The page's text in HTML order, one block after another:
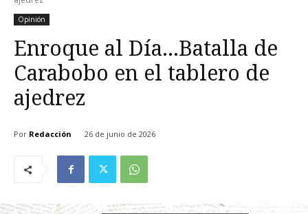
Opinión
Enroque al Día…Batalla de
Carabobo en el tablero de
ajedrez
Por Redacción 26 de junio de 2026